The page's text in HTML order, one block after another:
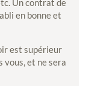
Un contrat de
en bonne et
est supérieur
vous, et ne sera